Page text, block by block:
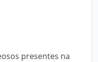
presentes na